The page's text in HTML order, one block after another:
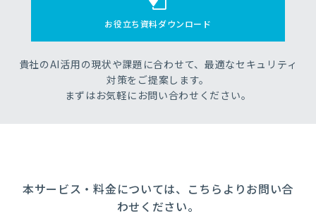
お役立ち資料ダウンロード
貴社のAI活用の現状や課題に合わせて、最適なセキュリティ
対策をご提案します。
まずはお気軽にお問い合わせください。
本サービス・料金については、こちらよりお問い合
わせください。